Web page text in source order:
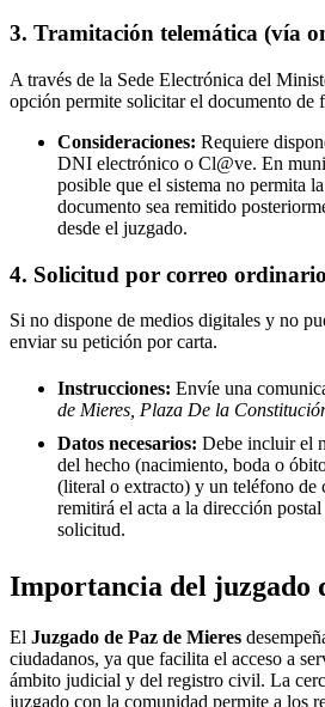
3. Tramitación telemática (vía
A través de la Sede Electrónica del
opción permite solicitar el documento de
Consideraciones: Requiere
DNI electrónico o Cl@ve. En
posible que el sistema no permita
documento sea remitido
desde el juzgado.
4. Solicitud por correo ordinario
Si no dispone de medios digitales y no
enviar su petición por carta.
Instrucciones: Envíe una
de Mieres, Plaza De la
Datos necesarios: Debe incluir el
del hecho (nacimiento, boda o
(literal o extracto) y un teléfono de
remitirá el acta a la dirección
solicitud.
Importancia del juzgado
El Juzgado de Paz de Mieres
ciudadanos, ya que facilita el acceso a
ámbito judicial y del registro civil. La
juzgado con la comunidad permite a los